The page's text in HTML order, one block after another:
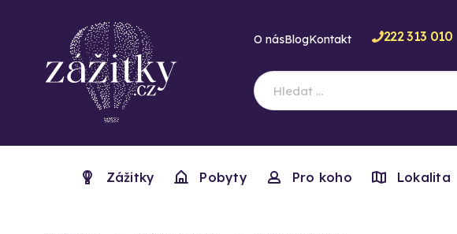
O násBlogKontakt 222 313 010
Zážitky Pobyty Pro koho Lokalita